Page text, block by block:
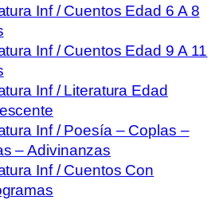
Inf / Cuentos Edad 6 A 8
Inf / Cuentos Edad 9 A 11
Inf / Literatura Edad
Inf / Poesía – Coplas –
– Adivinanzas
Inf / Cuentos Con